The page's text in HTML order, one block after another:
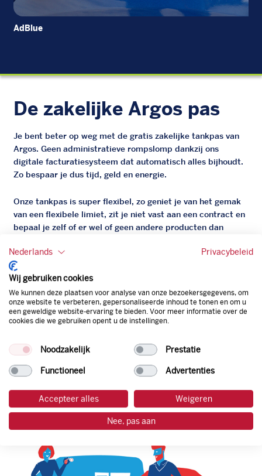
AdBlue
De zakelijke Argos pas
Je bent beter op weg met de gratis zakelijke tankpas van
Argos. Geen administratieve rompslomp dankzij ons
digitale facturatiesysteem dat automatisch alles bijhoudt.
Zo bespaar je dus tijd, geld en energie.
Onze tankpas is super flexibel, zo geniet je van het gemak
van een flexibele limiet, zit je niet vast aan een contract en
bepaal je zelf of er wel of geen andere producten dan
Bovendien profiteer je altijd van een gegarandeerde
korting. Mocht de pompprijs toch lager zijn dan betaal je
natuurlijk de prijs aan de pomp. Zo ben je altijd verzekerd
van de laagste prijs.
Nederlands Privacybeleid
Wij gebruiken cookies
We kunnen deze plaatsen voor analyse van onze bezoekersgegevens, om
onze website te verbeteren, gepersonaliseerde inhoud te tonen en om u
een geweldige website-ervaring te bieden. Voor meer informatie over de
cookies die we gebruiken opent u de instellingen.
Noodzakelijk Prestatie
Functioneel Advertenties
Accepteer alles Weigeren
Nee, pas aan